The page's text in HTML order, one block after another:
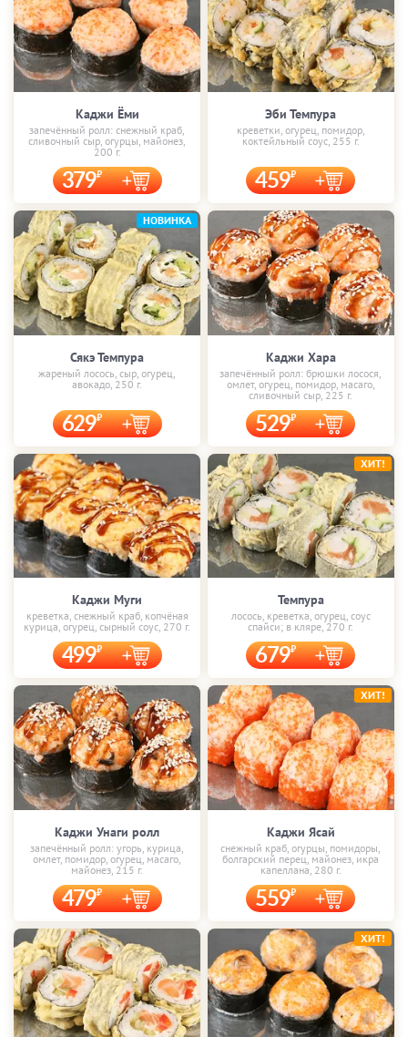
Каджи Ёми
запечённый ролл: снежный краб,
сливочный сыр, огурцы, майонез,
200 г.
379
Эби Темпура
креветки, огурец, помидор,
коктейльный соус, 255 г.
459
Сякэ Темпура
жареный лосось, сыр, огурец,
авокадо, 250 г.
629
НОВИНКА
Каджи Хара
запечённый ролл: брюшки лосося,
омлет, огурец, помидор, масаго,
сливочный сыр, 225 г.
529
Каджи Муги
креветка, снежный краб, копчёная
курица, огурец, сырный соус, 270 г.
499
Темпура
лосось, креветка, огурец, соус
спайси; в кляре, 270 г.
679
ХИТ!
Каджи Унаги ролл
запечённый ролл: угорь, курица,
омлет, помидор, огурец, масаго,
майонез, 215 г.
479
Каджи Ясай
снежный краб, огурцы, помидоры,
болгарский перец, майонез, икра
капеллана, 280 г.
559
ХИТ!
ХИТ!